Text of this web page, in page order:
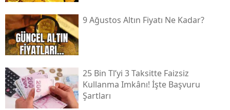
9 Ağustos Altın Fiyatı Ne Kadar?
25 Bin Tl’yi 3 Taksitte Faizsiz
Kullanma Imkânı! İşte Başvuru
Şartları